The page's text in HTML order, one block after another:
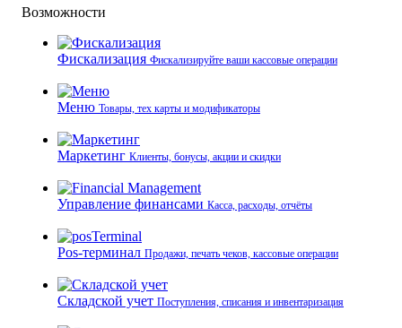
Возможности
Фискализация Фискализируйте ваши кассовые операции
Меню Товары, тех карты и модификаторы
Маркетинг Клиенты, бонусы, акции и скидки
Управление финансами Касса, расходы, отчёты
Pos-терминал Продажи, печать чеков, кассовые операции
Складской учет Поступления, списания и инвентаризация